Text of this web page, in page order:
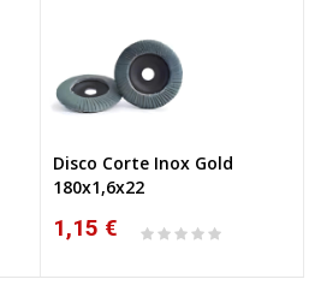
Disco Corte Inox Gold
180x1,6x22
1,15 €